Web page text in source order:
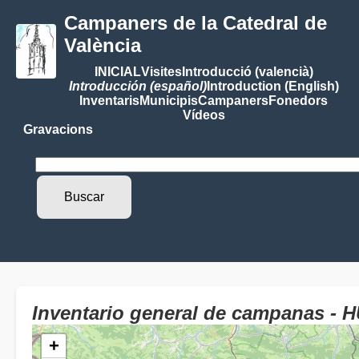
Campaners de la Catedral de
València
INICIALVisitesIntroducció (valencià)
Introducción (español)Introduction (English)
InventarisMunicipisCampanersFonedors
Vídeos
Gravacions
Inventario general de campanas -
+